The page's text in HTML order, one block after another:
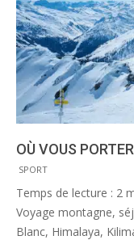
OÙ VOUS
2013-
11-
29
SPORT
Temps de lecture : 2
Voyage montagne,
Blanc, Himalaya,